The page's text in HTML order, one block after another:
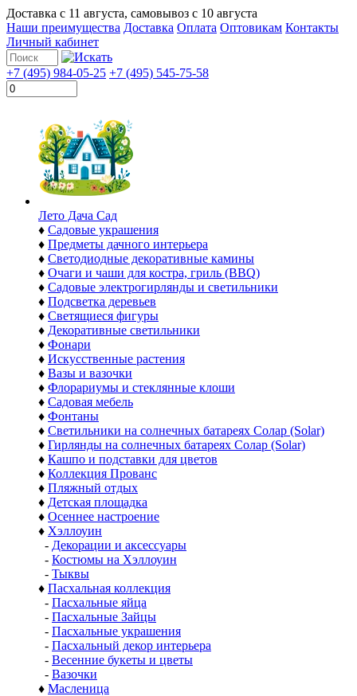
Доставка с 11 августа, самовывоз с 10 августа
Наши преимущества Доставка Оплата Оптовикам Контакты
Личный кабинет
+7 (495) 984-05-25 +7 (495) 545-75-58
Лето Дача Сад
♦ Садовые украшения
♦ Предметы дачного интерьера
♦ Светодиодные декоративные камины
♦ Очаги и чаши для костра, гриль (BBQ)
♦ Садовые электрогирлянды и светильники
♦ Подсветка деревьев
♦ Светящиеся фигуры
♦ Декоративные светильники
♦ Фонари
♦ Искусственные растения
♦ Вазы и вазочки
♦ Флорариумы и стеклянные клоши
♦ Садовая мебель
♦ Фонтаны
♦ Светильники на солнечных батареях Солар (Solar)
♦ Гирлянды на солнечных батареях Солар (Solar)
♦ Кашпо и подставки для цветов
♦ Коллекция Прованс
♦ Пляжный отдых
♦ Детская площадка
♦ Осеннее настроение
♦ Хэллоуин
- Декорации и аксессуары
- Костюмы на Хэллоуин
- Тыквы
♦ Пасхальная коллекция
- Пасхальные яйца
- Пасхальные Зайцы
- Пасхальные украшения
- Пасхальный декор интерьера
- Весенние букеты и цветы
- Вазочки
♦ Масленица